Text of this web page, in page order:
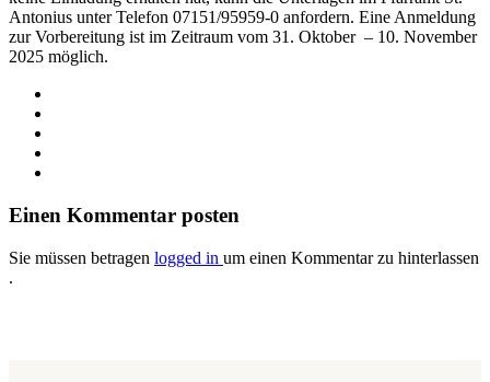
Antonius unter Telefon 07151/95959-0 anfordern. Eine Anmeldung
zur Vorbereitung ist im Zeitraum vom 31. Oktober – 10. November
2025 möglich.
Einen Kommentar posten
Sie müssen betragen logged in um einen Kommentar zu hinterlassen
.